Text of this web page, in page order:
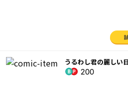
うるわし君の麗しい
200